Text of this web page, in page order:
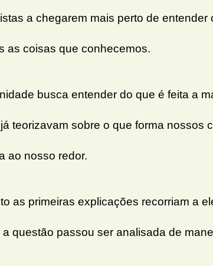
a chegarem mais perto de
as coisas que conhecemos.
busca entender do que é feita a
teorizavam sobre o que forma nossos
ao nosso redor.
as primeiras explicações recorriam a
questão passou ser analisada de